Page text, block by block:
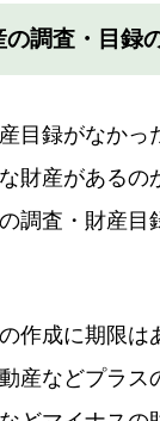
の調査・目録
目録がなかっ
財産があるの
調査・財産目
作成に期限は
産などプラス